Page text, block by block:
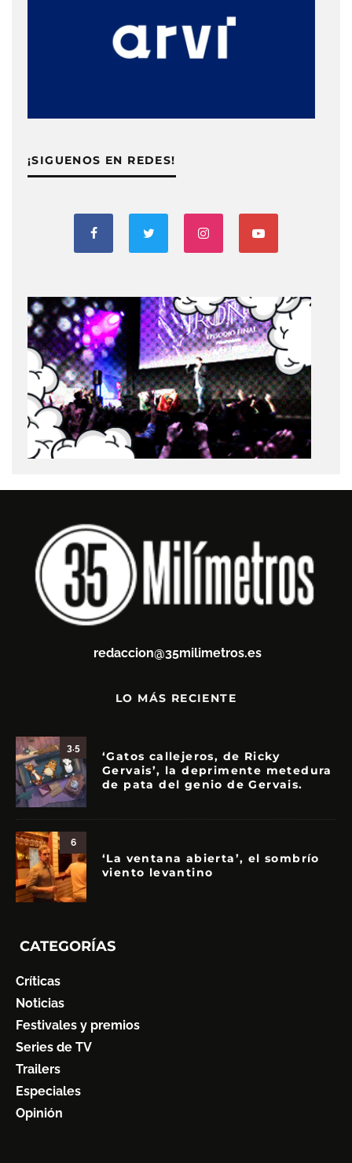
¡SIGUENOS EN REDES!
redaccion@35milimetros.es
LO MÁS RECIENTE
3.5
‘Gatos callejeros, de Ricky
Gervais’, la deprimente metedura
de pata del genio de Gervais.
6
‘La ventana abierta’, el sombrío
viento levantino
CATEGORÍAS
Críticas
Noticias
Festivales y premios
Series de TV
Trailers
Especiales
Opinión